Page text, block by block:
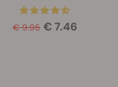
€ 9.95 € 7.46